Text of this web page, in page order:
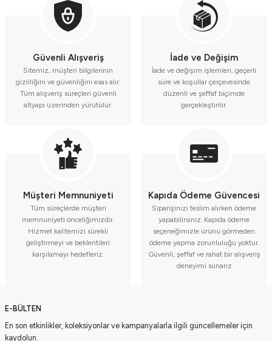
Güvenli Alışveriş
Sitemiz, müşteri bilgilerinin
gizliliğini ve güvenliğini esas alır.
Tüm alışveriş süreçleri güvenli
altyapı üzerinden yürütülür.
İade ve Değişim
İade ve değişim işlemleri, geçerli
süre ve koşullar çerçevesinde
düzenli ve şeffaf biçimde
gerçekleştirilir.
Müşteri Memnuniyeti
Tüm süreçlerde müşteri
memnuniyeti önceliğimizdir.
Hizmet kalitemizi sürekli
geliştirmeyi ve beklentileri
karşılamayı hedefleriz.
Kapıda Ödeme Güvencesi
Siparişinizi teslim alırken ödeme
yapabilirsiniz. Kapıda ödeme
seçeneğimizle ürünü görmeden
ödeme yapma zorunluluğu yoktur.
Güvenli, şeffaf ve rahat bir alışveriş
deneyimi sunarız
E-BÜLTEN
En son etkinlikler, koleksiyonlar ve kampanyalarla ilgili güncellemeler için
kaydolun.